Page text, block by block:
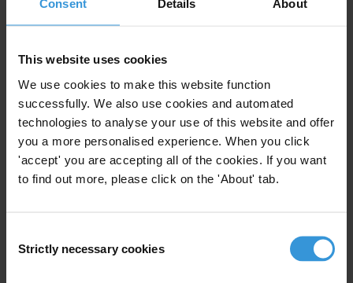
Consent Details About
This website uses cookies
We use cookies to make this website function
successfully. We also use cookies and automated
technologies to analyse your use of this website and offer
you a more personalised experience. When you click
'accept' you are accepting all of the cookies. If you want
to find out more, please click on the 'About' tab.
Selection
Strictly necessary cookies
Sin duda el compromiso del sector privado en la generación de este
tipo de instrumentos y herramientas es una propuesta concreta para
la promoción de la transparencia en la cogestión de los recursos
públicos. Igualmente, la participación de los gremios y la alta
gerencia del sector son fundamentales para iniciar el cambio, así
como la vinculación de la cadena de valor, que debe ser una de las
Luchar contra la corrupción en sus múltiples manifestaciones en el
proceso contractual requiere de un apoyo decidido del sector